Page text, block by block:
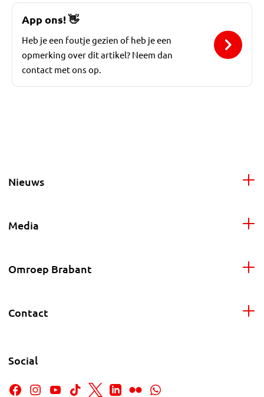
App ons!👋
Heb je een foutje gezien of heb je een
opmerking over dit artikel? Neem dan
contact met ons op.
Nieuws
Media
Omroep Brabant
Contact
Social